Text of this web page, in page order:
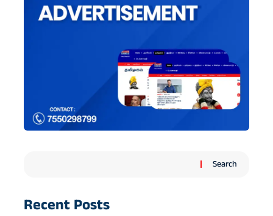
Search
Recent Posts